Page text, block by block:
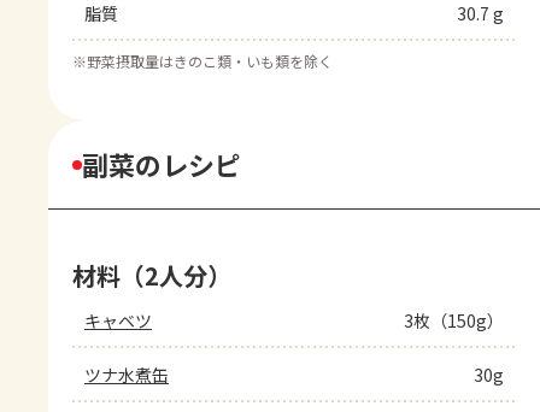
脂質 30.7 g
※野菜摂取量はきのこ類・いも類を除く
副菜のレシピ
材料（2人分）
キャベツ 3枚（150g）
ツナ水煮缶 30g